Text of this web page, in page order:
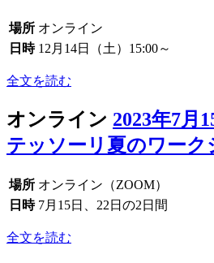
場所 オンライン
日時 12月14日（土）15:00～
全文を読む
オンライン 2023年7月
テッソーリ夏のワーク
場所 オンライン（ZOOM）
日時 7月15日、22日の2日間
全文を読む